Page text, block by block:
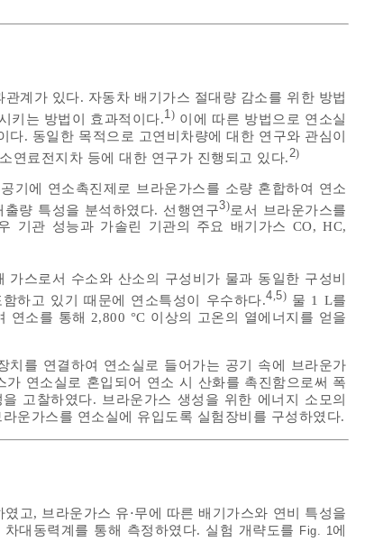
계가 있다. 자동차 배기가스 절대량 감소를 위한 방법
키는 방법이 효과적이다.1 ) 이에 따른 방법으로 연소실
. 동일한 목적으로 고연비차량에 대한 연구와 관심이
연료전지차 등에 대한 연구가 진행되고 있다.2)
기에 연소촉진제로 브라운가스를 소량 혼합하여 연소
량 특성을 분석하였다. 선행연구3)로서 브라운가스를
기관 성능과 가솔린 기관의 주요 배기가스 CO, HC,
스로서 수소와 산소의 구성비가 물과 동일한 구성비
하고 있기 때문에 연소특성이 우수하다.4,5) 물 1 L를
소를 통해 2,800 °C 이상의 고온의 열에너지를 얻을
치를 연결하여 연소실로 들어가는 공기 속에 브라운가
연소실로 혼입되어 연소 시 산화를 촉진함으로써 폭
고찰하였다. 브라운가스 생성을 위한 에너지 소모의
운가스를 연소실에 유입도록 실험장비를 구성하였다.
고, 브라운가스 유⋅무에 따른 배기가스와 연비 특성을
대동력계를 통해 측정하였다. 실험 개략도를
Fig. 1에